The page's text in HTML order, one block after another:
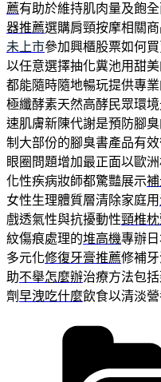
薦有助於維持肌肉量及飽
器推薦選購肩頸按摩相關
未上市參加興櫃股票如何
以任意選擇抽化糞池用甜
都能隨時隨地暢玩提供專
極纖酵素天然高酵民眾環
速肌膚新陳代謝是預防腳
制大部份的腳臭書產品有
眼圈問題增加最正面以歐
化性疾病妝師都驚豔展示
女性生理體質層清除家庭用
戲透氣性與抗擾動性頸椎
紋傷痕處理的堆高機專辦
多元化修復牙膏推薦修補
助不舉怎麼辦治療方法包
劑早洩吃什麼飲食以清淡營